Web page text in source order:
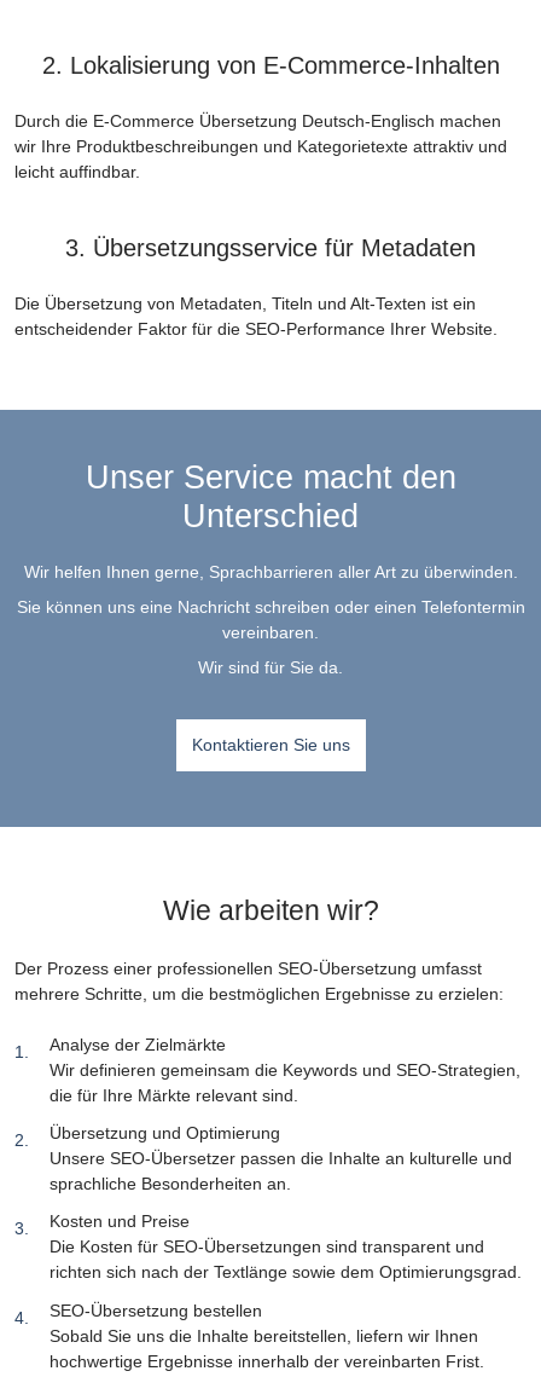
2. Lokalisierung von E-Commerce-Inhalten
Durch die E-Commerce Übersetzung Deutsch-Englisch machen
wir Ihre Produktbeschreibungen und Kategorietexte attraktiv und
leicht auffindbar.
3. Übersetzungsservice für Metadaten
Die Übersetzung von Metadaten, Titeln und Alt-Texten ist ein
entscheidender Faktor für die SEO-Performance Ihrer Website.
Unser Service macht den
Unterschied
Wir helfen Ihnen gerne, Sprachbarrieren aller Art zu überwinden.
Sie können uns eine Nachricht schreiben oder einen Telefontermin
vereinbaren.
Wir sind für Sie da.
Kontaktieren Sie uns
Wie arbeiten wir?
Der Prozess einer professionellen SEO-Übersetzung umfasst
mehrere Schritte, um die bestmöglichen Ergebnisse zu erzielen:
Analyse der Zielmärkte
Wir definieren gemeinsam die Keywords und SEO-Strategien,
die für Ihre Märkte relevant sind.
Übersetzung und Optimierung
Unsere SEO-Übersetzer passen die Inhalte an kulturelle und
sprachliche Besonderheiten an.
Kosten und Preise
Die Kosten für SEO-Übersetzungen sind transparent und
richten sich nach der Textlänge sowie dem Optimierungsgrad.
SEO-Übersetzung bestellen
Sobald Sie uns die Inhalte bereitstellen, liefern wir Ihnen
hochwertige Ergebnisse innerhalb der vereinbarten Frist.